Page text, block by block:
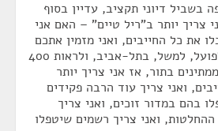
בשביל דיוני תקציב, עדיין בסוף
צריך יותר ב"ריל טיים" – האם אני
את כל החייבים, ואני מזמין אתכם
לבוא ללשכת ההוצאה לפועל, למשל, בתל-אביב, ולראות 400
ממתינים בתור, אז אני צריך יותר
ואני צריך עוד הרבה פקידים
בהם במדור זוכים, ואני צריך
ואני צריך רשמים שיטפלו